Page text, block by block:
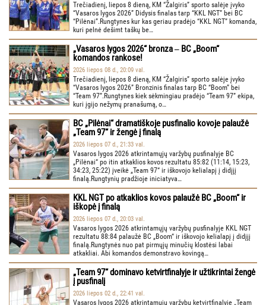
Trečiadienį, liepos 8 dieną, KM “Žalgiris” sporto salėje įvyko
“Vasaros lygos 2026” Didysis finalas tarp “KKL NGT” bei BC
“Pilėnai”.Rungtynes kur kas geriau pradėjo “KKL NGT” komanda,
kuri pelnė dešimt taškų be…
„Vasaros lygos 2026“ bronza ‒ BC „Boom“
komandos rankose!
2026 liepos 08 d., 20:09 val.
Trečiadienį, liepos 8 dieną, KM “Žalgiris” sporto salėje įvyko
“Vasaros lygos 2026” Bronzinis finalas tarp BC “Boom” bei
“Team 97”.Rungtynes kiek sėkmingiau pradėjo “Team 97” ekipa,
kuri įgijo nežymų pranašumą, o…
BC „Pilėnai“ dramatiškoje pusfinalio kovoje palaužė
„Team 97“ ir žengė į finalą
2026 liepos 07 d., 21:33 val.
Vasaros lygos 2026 atkrintamųjų varžybų pusfinalyje BC
„Pilėnai“ po itin atkaklios kovos rezultatu 85:82 (11:14, 15:23,
34:23, 25:22) įveikė „Team 97“ ir iškovojo kelialapį į didįjį
finalą.Rungtynių pradžioje iniciatyva…
KKL NGT po atkaklios kovos palaužė BC „Boom“ ir
iškopė į finalą
2026 liepos 07 d., 20:03 val.
Vasaros lygos 2026 atkrintamųjų varžybų pusfinalyje KKL NGT
rezultatu 88:84 palaužė BC „Boom“ ir iškovojo kelialapį į didįjį
finalą.Rungtynės nuo pat pirmųjų minučių klostėsi labai
atkakliai. Abi komandos demonstravo kovingą…
„Team 97“ dominavo ketvirtfinalyje ir užtikrintai žengė
į pusfinalį
2026 liepos 02 d., 22:41 val.
Vasaros lygos 2026 atkrintamųjų varžybų ketvirtfinalyje „Team